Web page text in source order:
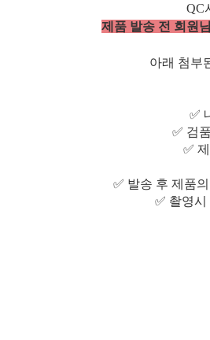
QC
제품 발송 전 회원
아래 첨부
✅
✅ 검
✅
✅ 발송 후 제품
✅ 촬영